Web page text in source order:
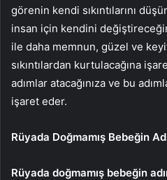
görenin kendi sıkıntılarını
insan için kendini
ile daha memnun, güzel ve
sıkıntılardan kurtulacağına
adımlar atacağınıza ve bu
işaret eder.
Rüyada Doğmamış Bebeğin
Rüyada doğmamış bebeğin